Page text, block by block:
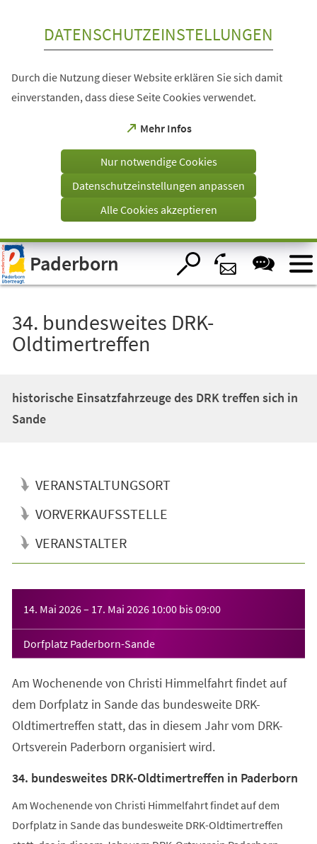
Visuelle
Assistenzsoftware
öffnen.
DATENSCHUTZEINSTELLUNGEN
Durch die Nutzung dieser Website erklären Sie sich damit
einverstanden, dass diese Seite Cookies verwendet.
Mehr Infos
(Öffnet
einem
Tab)
Nur notwendige Cookies
Datenschutzeinstellungen anpassen
Alle Cookies akzeptieren
Paderborn
34. bundesweites DRK-
Oldtimertreffen
historische Einsatzfahrzeuge des DRK treffen sich in
Sande
VERANSTALTUNGSORT
VORVERKAUFSSTELLE
VERANSTALTER
14. Mai 2026– 17. Mai 2026 10:00 bis09:00
Dorfplatz Paderborn-Sande
Am Wochenende von Christi Himmelfahrt findet auf
dem Dorfplatz in Sande das bundesweite DRK-
Oldtimertreffen statt, das in diesem Jahr vom DRK-
Ortsverein Paderborn organisiert wird.
34. bundesweites DRK-Oldtimertreffen in Paderborn
Am Wochenende von Christi Himmelfahrt findet auf dem
Dorfplatz in Sande das bundesweite DRK-Oldtimertreffen